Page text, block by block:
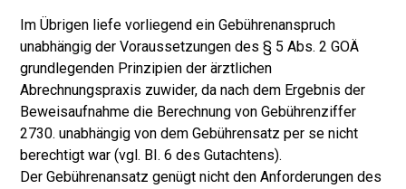
Im Übrigen liefe vorliegend ein Gebührenanspruch
unabhängig der Voraussetzungen des § 5 Abs. 2 GOÄ
grundlegenden Prinzipien der ärztlichen
Abrechnungspraxis zuwider, da nach dem Ergebnis der
Beweisaufnahme die Berechnung von Gebührenziffer
2730. unabhängig von dem Gebührensatz per se nicht
berechtigt war (vgl. BI. 6 des Gutachtens).
Der Gebührenansatz genügt nicht den Anforderungen des